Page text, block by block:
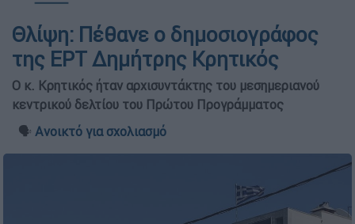
Θλίψη: Πέθανε ο δημοσιογράφος
της ΕΡΤ Δημήτρης Κρητικός
Ο κ. Κρητικός ήταν αρχισυντάκτης του μεσημεριανού
κεντρικού δελτίου του Πρώτου Προγράμματος
🗣️ Ανοικτό για σχολιασμό